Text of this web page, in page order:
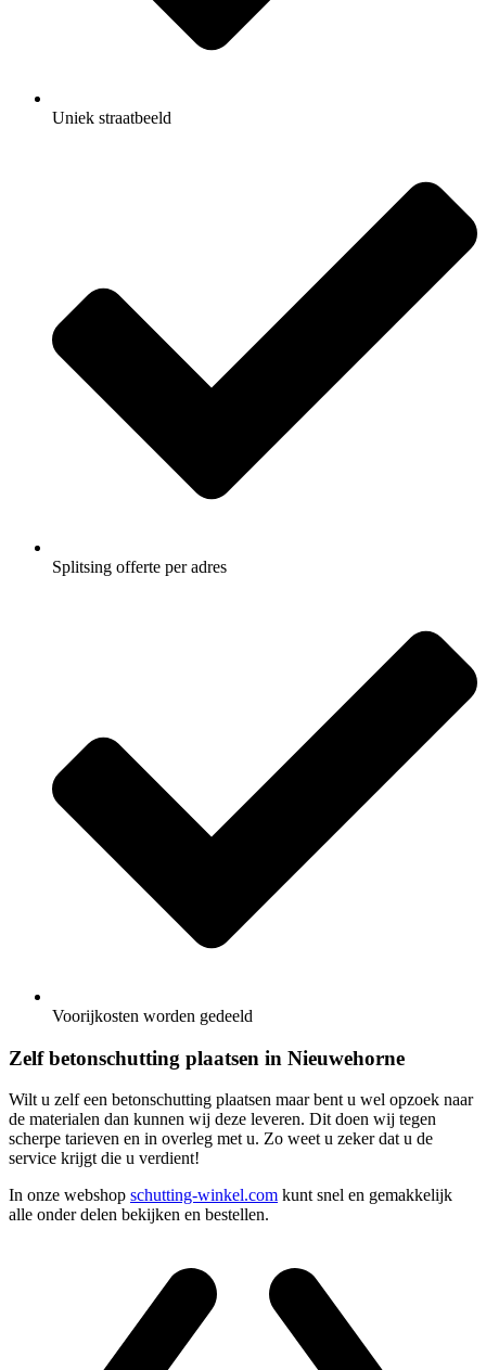
Uniek straatbeeld
Splitsing offerte per adres
Voorijkosten worden gedeeld
Zelf betonschutting plaatsen in Nieuwehorne
Wilt u zelf een betonschutting plaatsen maar bent u wel opzoek naar
de materialen dan kunnen wij deze leveren. Dit doen wij tegen
scherpe tarieven en in overleg met u. Zo weet u zeker dat u de
service krijgt die u verdient!
In onze webshop schutting-winkel.com kunt snel en gemakkelijk
alle onder delen bekijken en bestellen.